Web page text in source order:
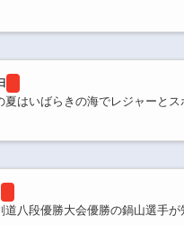
夏はいばらきの海でレジャーとス
道八段優勝大会優勝の鍋山選手が